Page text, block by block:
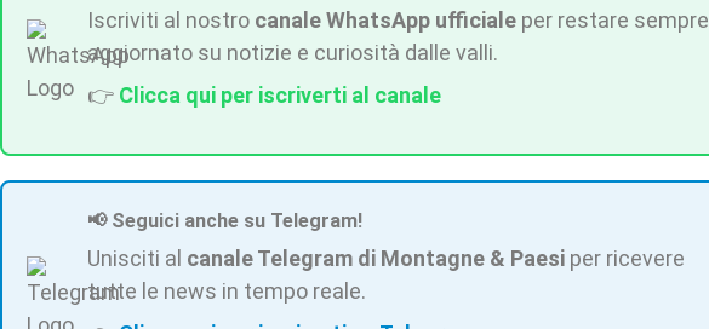
Iscriviti al nostro canale WhatsApp ufficiale per restare sempre
aggiornato su notizie e curiosità dalle valli.
👉 Clicca qui per iscriverti al canale
📢 Seguici anche su Telegram!
Unisciti al canale Telegram di Montagne & Paesi per ricevere
tutte le news in tempo reale.